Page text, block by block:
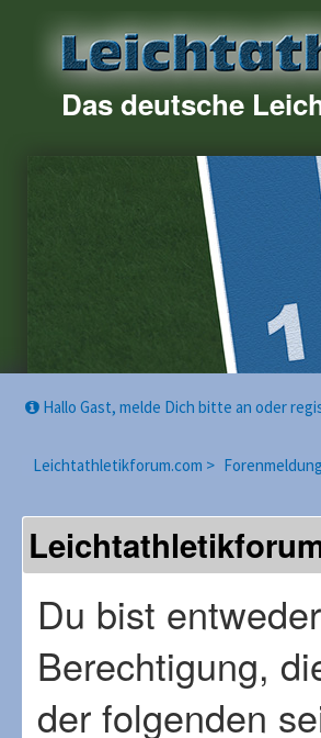
Das deutsche
Hallo Gast, melde Dich bitte an oder
Leichtathletikforum.com > Forenmeldung
Du bist
Berechtigung,
der folgenden